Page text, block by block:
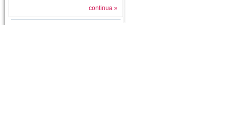
continua »